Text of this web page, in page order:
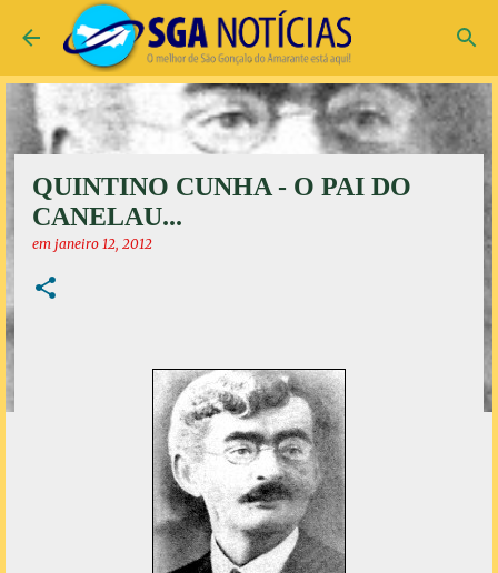
Pular para o conteúdo principal
QUINTINO CUNHA - O PAI DO
CANELAU...
em janeiro 12, 2012